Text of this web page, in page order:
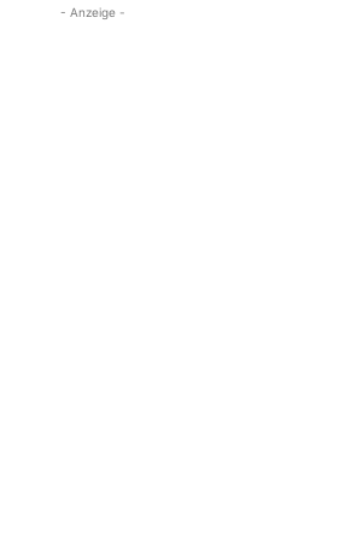
- Anzeige -